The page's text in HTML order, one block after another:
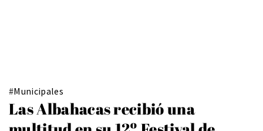
#Municipales
Las Albahacas recibió una